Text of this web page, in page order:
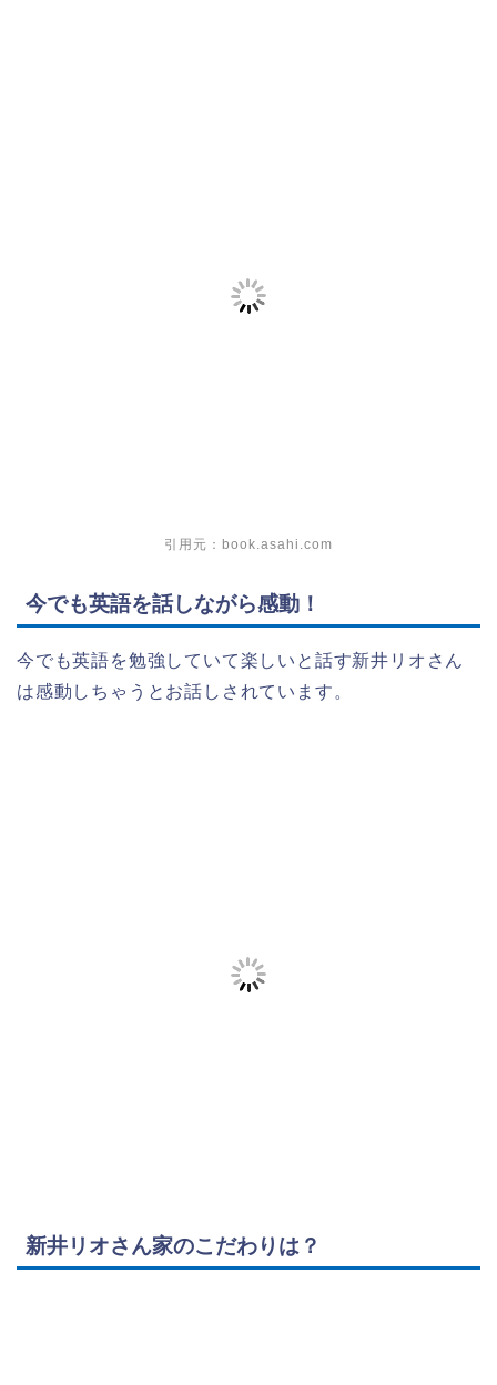
引用元：book.asahi.com
今でも英語を話しながら感動！
今でも英語を勉強していて楽しいと話す新井リオさん
は感動しちゃうとお話しされています。
新井リオさん家のこだわりは？